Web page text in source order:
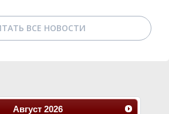
ВСЕ НОВОСТИ
Август 2026